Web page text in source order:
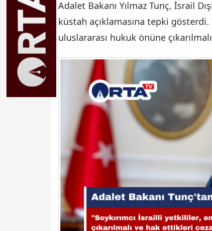
Adalet Bakanı Yılmaz Tunç, İsrail
küstah açıklamasına tepki gösterdi.
uluslararası hukuk önüne